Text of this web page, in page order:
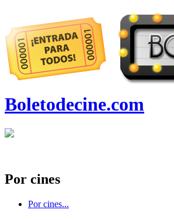
Boletodecine.com
Por cines
Por cines...